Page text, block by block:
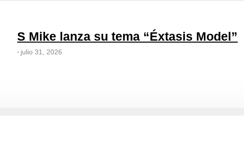
S Mike lanza su tema “Éxtasis Model”
• julio 31, 2026